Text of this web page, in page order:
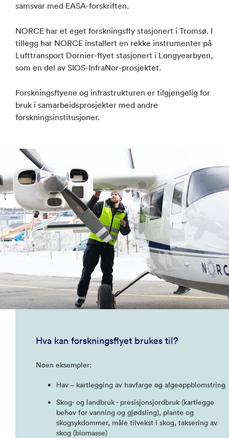
samsvar med EASA-forskriften.
NORCE har et eget forskningsfly stasjonert i Tromsø. I
tillegg har NORCE installert en rekke instrumenter på
Lufttransport Dornier-flyet stasjonert i Longyearbyen,
som en del av SIOS-InfraNor-prosjektet.
Forskningsflyene og infrastrukturen er tilgjengelig for
bruk i samarbeidsprosjekter med andre
forskningsinstitusjoner.
Hva kan forskningsflyet brukes til?
Noen eksempler:
Hav – kartlegging av havfarge og algeoppblomstring
Skog- og landbruk - presisjonsjordbruk (kartlegge
behov for vanning og gjødsling), plante og
skogsykdommer, måle tilvekst i skog, taksering av
skog (biomasse)